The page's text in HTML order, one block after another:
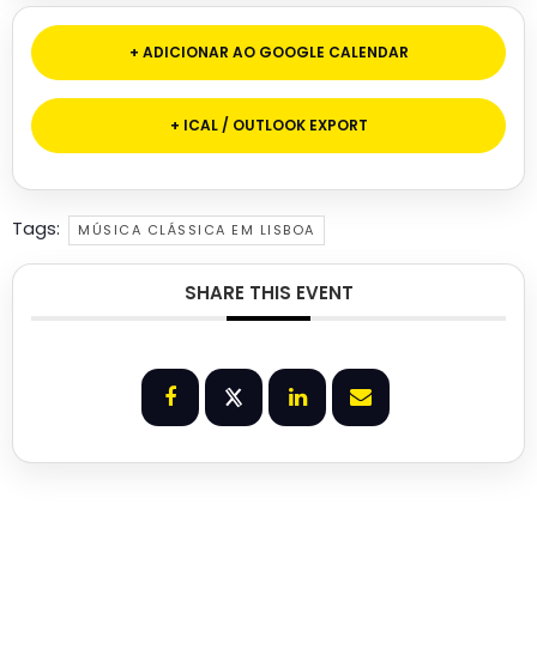
+ ADICIONAR AO GOOGLE CALENDAR
+ ICAL / OUTLOOK EXPORT
Tags: MÚSICA CLÁSSICA EM LISBOA
SHARE THIS EVENT